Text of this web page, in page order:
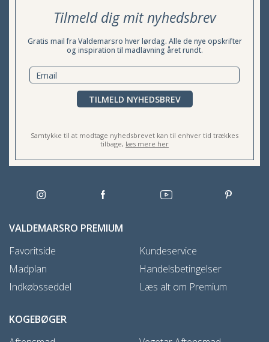
Tilmeld dig mit nyhedsbrev
Gratis mail fra Valdemarsro hver lørdag. Alle de nye opskrifter
og inspiration til madlavning året rundt.
TILMELD NYHEDSBREV
Samtykke til at modtage nyhedsbrevet kan til enhver tid trækkes
tilbage, læs mere her
VALDEMARSRO PREMIUM
Favoritside
Madplan
Indkøbsseddel
Kundeservice
Handelsbetingelser
Læs alt om Premium
KOGEBØGER